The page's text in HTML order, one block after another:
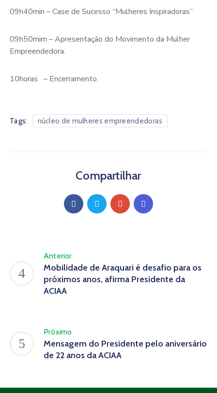
09h40min – Case de Sucesso “Mulheres Inspiradoras”
09h50mim – Apresentação do Movimento da Mulher
Empreendedora.
10horas – Encerramento.
Tags: núcleo de mulheres empreendedoras
Compartilhar
Anterior
Mobilidade de Araquari é desafio para os
próximos anos, afirma Presidente da
ACIAA
Próximo
Mensagem do Presidente pelo aniversário
de 22 anos da ACIAA